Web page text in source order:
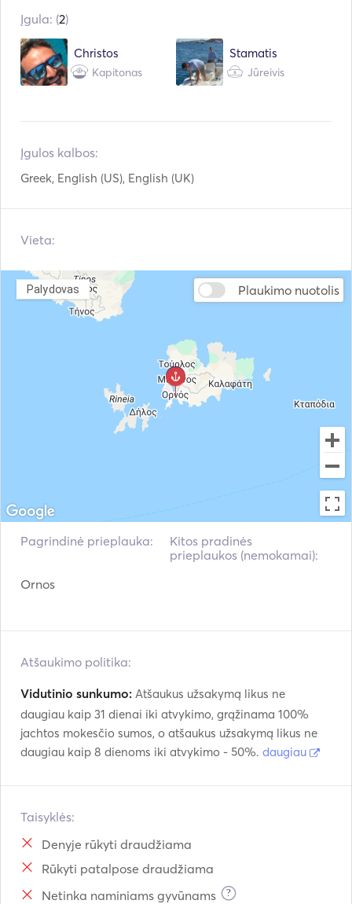
Elektrinis tualetas
Šaldytuvas Mikrobangų krosnelė
Stalo įrankiai / stiklinės
Mp3 grotuvas / radijas
/ CD
Maitinimo inverteris Žvejybos lazda
Nardymo įranga
Lankas Thruster
Elektrinis inkaras Atšvaitai
Raketinis pistoletas
VHF Elektrinės gervės
Žuvų ieškiklis / sonaras
Įgula: (2)
Christos
Kapitonas
Stamatis
Jūreivis
Įgulos kalbos:
Greek, English (US), English (UK)
Vieta:
Plaukimo nuotolis
Palydovas
Pagrindinė prieplauka:
Ornos
Kitos pradinės
prieplaukos (nemokamai):
Atšaukimo politika:
Vidutinio sunkumo: Atšaukus užsakymą likus ne
daugiau kaip 31 dienai iki atvykimo, grąžinama 100%
jachtos mokesčio sumos, o atšaukus užsakymą likus ne
daugiau kaip 8 dienoms iki atvykimo - 50%. daugiau
Taisyklės:
Denyje rūkyti draudžiama
Rūkyti patalpose draudžiama
Netinka naminiams gyvūnams
?